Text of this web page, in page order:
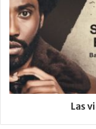
Las